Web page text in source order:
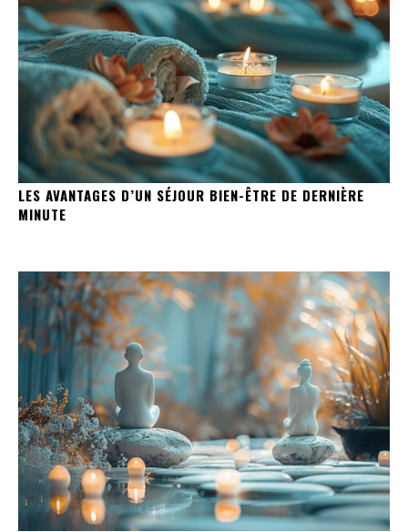
LES AVANTAGES D’UN SÉJOUR BIEN-ÊTRE DE DERNIÈRE
MINUTE